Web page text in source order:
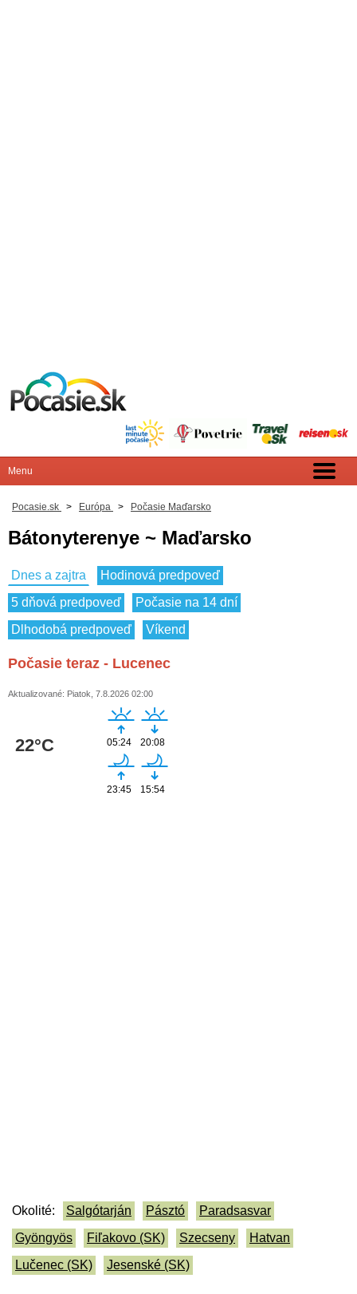
Pocasie.sk > Európa > Počasie Maďarsko
Bátonyterenye ~ Maďarsko
Dnes a zajtra
Hodinová predpoveď
5 dňová predpoveď
Počasie na 14 dní
Dlhodobá predpoveď
Víkend
Počasie teraz - Lucenec
Aktualizované: Piatok, 7.8.2026 02:00
22°C 05:24 20:08
23:45 15:54
Okolité: Salgótarján Pásztó
Paradsasvar
Gyöngyös
Fiľakovo (SK) Szecseny
Hatvan
Lučenec (SK)
Jesenské (SK)